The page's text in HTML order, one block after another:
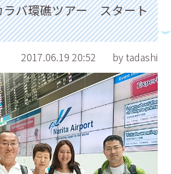
ラバ環礁ツアー スタート
2017.06.19 20:52 by tadashi